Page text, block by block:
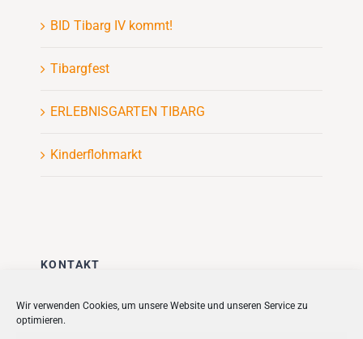
Wir verwenden Cookies, um unsere Website und unseren Service zu
optimieren.
BID Tibarg IV kommt!
Tibargfest
ERLEBNISGARTEN TIBARG
Kinderflohmarkt
KONTAKT
Stadt + Handel City- und